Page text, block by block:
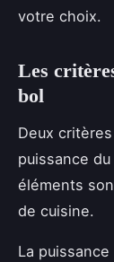
votre choix.
Les
bol
Deux
puissance
éléments
de cuisine.
La